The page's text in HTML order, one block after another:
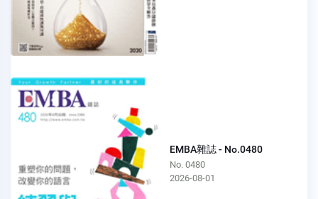
EMBA雜誌 - No.0480
No. 0480
2026-08-01